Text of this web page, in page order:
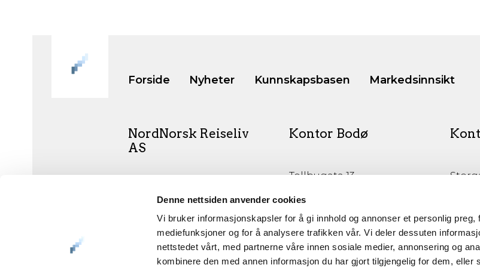
Denne nettsiden anvender cookies
Vi bruker informasjonskapsler for å gi innhold og annonser et personlig preg,
mediefunksjoner og for å analysere trafikken vår. Vi deler dessuten
nettstedet vårt, med partnerne våre innen sosiale medier, annonsering og
kombinere den med annen informasjon du har gjort tilgjengelig for dem, eller
Forside Nyheter Kunnskapsbasen Markedsinnsikt
NordNorsk Reiseliv
AS
Kontor Bodø
Tollbugata 13,
Org.nr. 994 153 862